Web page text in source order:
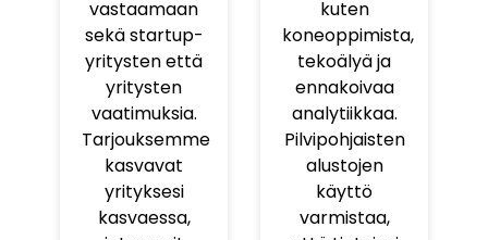
vastaamaan
sekä startup-
yritysten että
yritysten
vaatimuksia.
Tarjouksemme
kasvavat
yrityksesi
kasvaessa,
kuten
koneoppimista,
tekoälyä ja
ennakoivaa
analytiikkaa.
Pilvipohjaisten
alustojen
käyttö
varmistaa,